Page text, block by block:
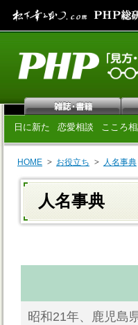
日に新た 恋愛相談 こころ
HOME お役立ち 人名事典
人名事典
昭和21年、鹿児島